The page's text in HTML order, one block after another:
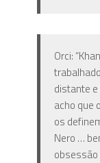
Orci:
distante
acho que
os
Nero …
obsessão